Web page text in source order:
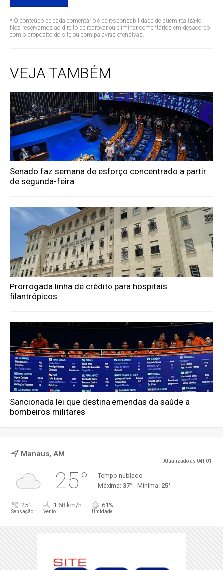
* O conteúdo de cada comentário é de responsabilidade de quem realizá-lo.
Nos reservamos ao direito de reprovar ou eliminar comentários em desacordo
com o propósito do site ou com palavras ofensivas.
VEJA TAMBÉM
Senado faz semana de esforço concentrado a partir
de segunda-feira
Prorrogada linha de crédito para hospitais
filantrópicos
Sancionada lei que destina emendas da saúde a
bombeiros militares
Manaus, AM
Atualizado às 04h01
25°
Tempo nublado
Máxima: 37° - Mínima: 25°
25°
Sensação
1.68 km/h
Vento
61%
Umidade